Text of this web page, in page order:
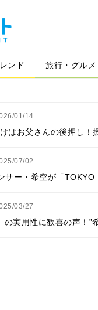
ンド 旅行・グルメ
01/14
はお父さんの後押し！
07/02
サー・希空が「
03/27
実用性に歓喜の声！”